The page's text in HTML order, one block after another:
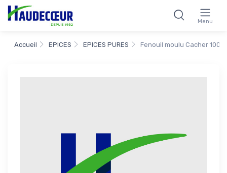
Menu
Accueil EPICES EPICES PURES Fenouil moulu Cacher 100g